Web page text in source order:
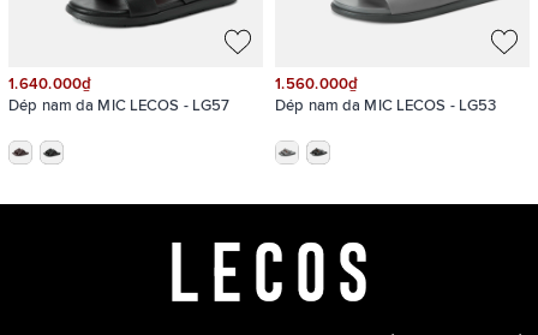
LECOS - LG23 là lựa chọn lý tưởng cho những ai yêu thích sự
sang trọng và tính năng động trong cuộc sống hàng ngày
1.640.000₫
Dép nam da MIC LECOS - LG57
1.560.000₫
Dép nam da MIC LECOS - LG53